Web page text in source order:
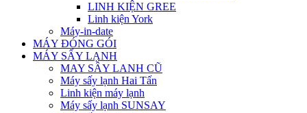
LINH KIỆN GREE
Linh kiện York
Máy-in-date
MÁY ĐÓNG GÓI
MÁY SẤY LẠNH
MAY SÂY LANH CŨ
Máy sấy lạnh Hai Tấn
Linh kiện máy lạnh
Máy sấy lạnh SUNSAY